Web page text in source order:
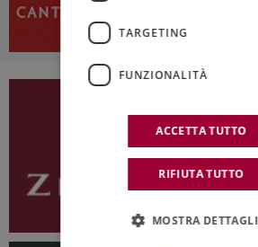
TARGETING
FUNZIONALITÀ
ACCETTA TUTTO
RIFIUTA TUTTO
MOSTRA DETTAGLI